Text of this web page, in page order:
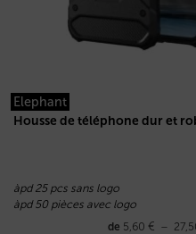
Elephant
Housse de téléphone dur et
àpd 25 pcs sans logo
àpd 50 pièces avec logo
de 5,60 € –